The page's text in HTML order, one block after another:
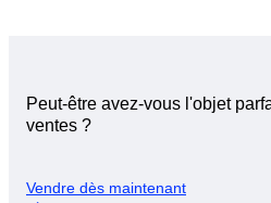
Peut-être avez-vous l'objet
ventes ?
Vendre dès maintenant